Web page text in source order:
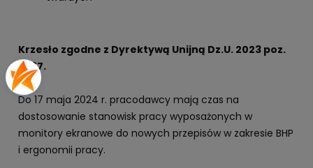
Krzesło zgodne z Dyrektywą Unijną Dz.U. 2023 poz.
2367.
Do 17 maja 2024 r. pracodawcy mają czas na
dostosowanie stanowisk pracy wyposażonych w
monitory ekranowe do nowych przepisów w zakresie BHP
i ergonomii pracy.